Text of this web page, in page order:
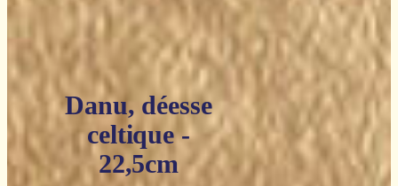
Danu, déesse
celtique -
22,5cm